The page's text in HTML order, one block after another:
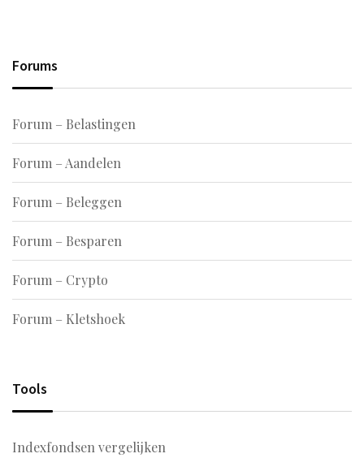
Forums
Forum – Belastingen
Forum – Aandelen
Forum – Beleggen
Forum – Besparen
Forum – Crypto
Forum – Kletshoek
Tools
Indexfondsen vergelijken